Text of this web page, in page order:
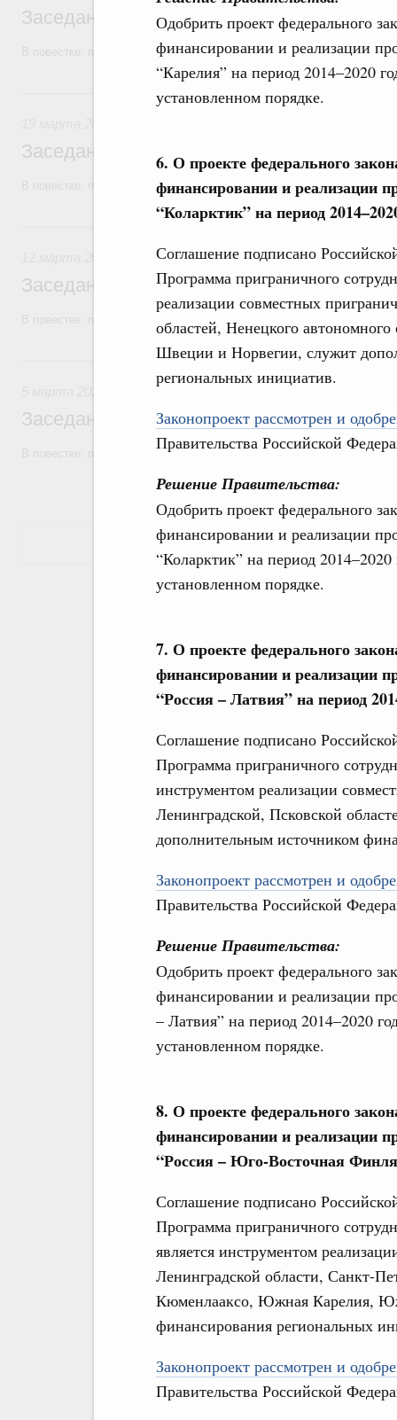
Одобрить проект федерального
финансировании и реализации
“Карелия” на период 2014–2020
установленном порядке.
6. О проекте федерального
финансировании и реализации
“Коларктик” на период
Соглашение подписано
Программа приграничного
реализации совместных
областей, Ненецкого
Швеции и Норвегии, служит
региональных инициатив.
Законопроект рассмотрен и
Правительства Российской
Решение Правительства:
Одобрить проект федерального
финансировании и реализации
“Коларктик” на период
установленном порядке.
7. О проекте федерального
финансировании и реализации
“Россия – Латвия” на период
Соглашение подписано
Программа приграничного
инструментом реализации
Ленинградской, Псковской
дополнительным источником
Законопроект рассмотрен и
Правительства Российской
Решение Правительства:
Одобрить проект федерального
финансировании и реализации
– Латвия” на период 2014–2020
установленном порядке.
8. О проекте федерального
финансировании и реализации
“Россия – Юго-Восточная
Соглашение подписано
Программа приграничного
является инструментом
Ленинградской области, Санкт-
Кюменлааксо, Южная Карелия,
финансирования региональных
Законопроект рассмотрен и
Правительства Российской
Заседание Правительства (2026 год,
В повестке: проекты федеральных законов, бюджетные
19 марта, четверг
Заседание Правительства (2026 год, №9)
В повестке: проекты федеральных законов.
12 марта, четверг
Заседание Правительства (2026 год, №8)
В повестке: проекты федеральных законов, бюджетные
5 марта, четверг
Заседание Правительства (2026 год, №7)
В повестке: проекты федеральных законов, бюджетные
Показать еще